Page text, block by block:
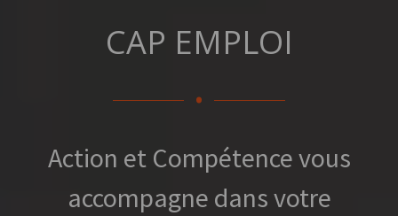
CAP EMPLOI
.
Action et Compétence vous
accompagne dans votre